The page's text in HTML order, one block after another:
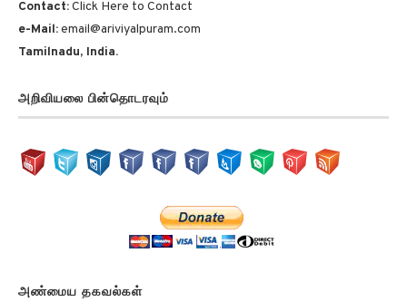
e-Mail: email@ariviyalpuram.com
Tamilnadu, India.